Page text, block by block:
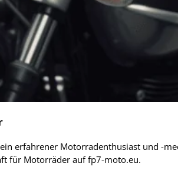
ein erfahrener Motorradenthusiast und -
für Motorräder auf fp7-moto.eu.